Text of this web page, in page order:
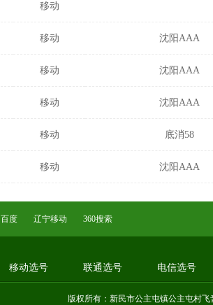
移动
移动 沈阳AAA
移动 沈阳AAA
移动 沈阳AAA
移动 底消58
移动 沈阳AAA
百度 辽宁移动 360搜索
移动选号 联通选号 电信选号
版权所有：新民市公主屯镇公主屯村